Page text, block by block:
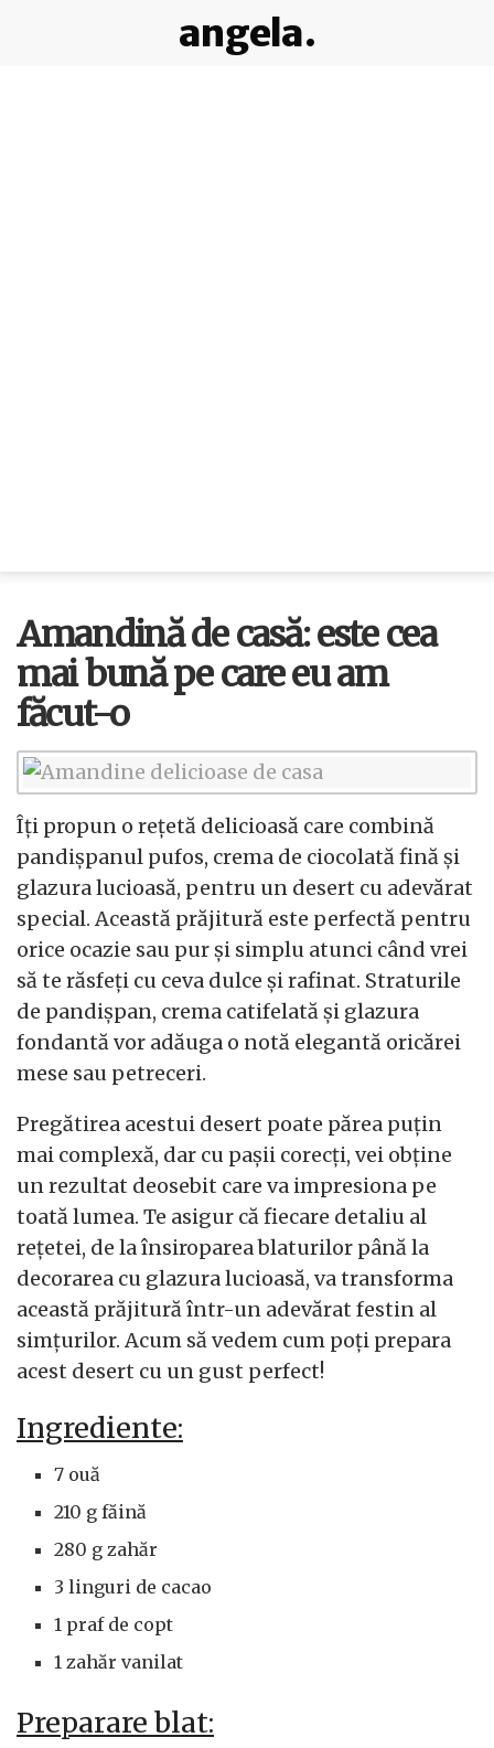
angela.
Amandină de casă: este cea
mai bună pe care eu am
făcut-o
Îți propun o rețetă delicioasă care combină
pandișpanul pufos, crema de ciocolată fină și
glazura lucioasă, pentru un desert cu adevărat
special. Această prăjitură este perfectă pentru
orice ocazie sau pur și simplu atunci când vrei
să te răsfeți cu ceva dulce și rafinat. Straturile
de pandișpan, crema catifelată și glazura
fondantă vor adăuga o notă elegantă oricărei
mese sau petreceri.
Pregătirea acestui desert poate părea puțin
mai complexă, dar cu pașii corecți, vei obține
un rezultat deosebit care va impresiona pe
toată lumea. Te asigur că fiecare detaliu al
rețetei, de la însiroparea blaturilor până la
decorarea cu glazura lucioasă, va transforma
această prăjitură într-un adevărat festin al
simțurilor. Acum să vedem cum poți prepara
acest desert cu un gust perfect!
Ingrediente:
7 ouă
210 g făină
280 g zahăr
3 linguri de cacao
1 praf de copt
1 zahăr vanilat
Preparare blat: